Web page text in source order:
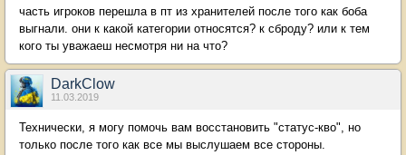
часть игроков перешла в пт из хранителей после того как боба
выгнали. они к какой категории относятся? к сброду? или к тем
кого ты уважаеш несмотря ни на что?
DarkClow
11.03.2019
Технически, я могу помочь вам восстановить "статус-кво", но
только после того как все мы выслушаем все стороны.